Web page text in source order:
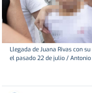
Llegada de Juana Rivas con
el pasado 22 de julio / Antonio